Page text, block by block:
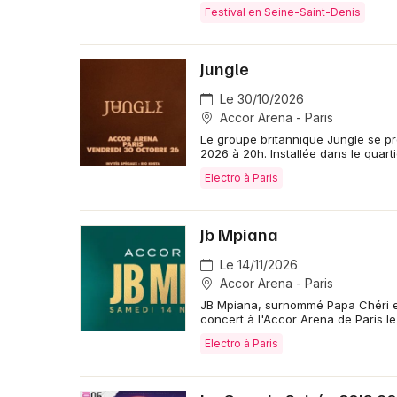
Festival en Seine-Saint-Denis
Jungle
Le 30/10/2026
Accor Arena - Paris
Le groupe britannique Jungle se
2026 à 20h. Installée dans le
Electro à Paris
Jb Mpiana
Le 14/11/2026
Accor Arena - Paris
JB Mpiana, surnommé Papa
concert à l'Accor Arena de Paris
Electro à Paris